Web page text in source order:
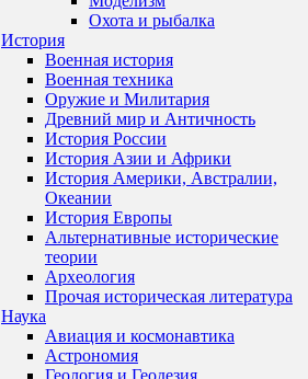
Охота и рыбалка
История
Военная история
Военная техника
Оружие и Милитария
Древний мир и Античность
История России
История Азии и Африки
История Америки, Австралии,
Океании
История Европы
Альтернативные исторические
теории
Археология
Прочая историческая литература
Наука
Авиация и космонавтика
Астрономия